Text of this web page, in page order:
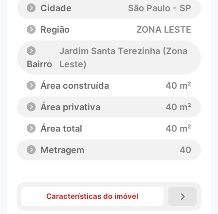
Cidade
São Paulo - SP
Região
ZONA LESTE
Bairro
Jardim Santa Terezinha (Zona
Leste)
Área construída
40 m²
Área privativa
40 m²
Área total
40 m²
Metragem
40
Características do imóvel